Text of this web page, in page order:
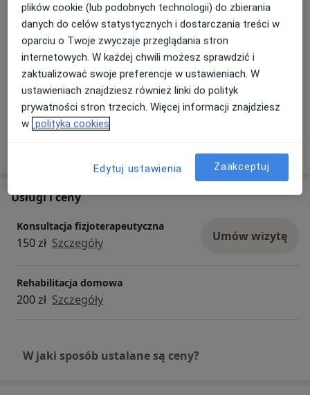
Zobacz galerię (1)
o doświadczeniu
Usługi i ceny
Konsultacja fizjoterapeutyczna
150 zł Szczegóły Umów wizytę
Rehabilitacja domowa
200 zł Szczegóły
W jaki sposób ustalane są ceny?
plików cookie (lub podobnych technologii) do zbierania
danych do celów statystycznych i dostarczania treści w
oparciu o Twoje zwyczaje przeglądania stron
internetowych. W każdej chwili możesz sprawdzić i
zaktualizować swoje preferencje w ustawieniach. W
ustawieniach znajdziesz również linki do polityk
prywatności stron trzecich. Więcej informacji znajdziesz
w polityka cookies
Edytuj ustawienia Zaakceptuj